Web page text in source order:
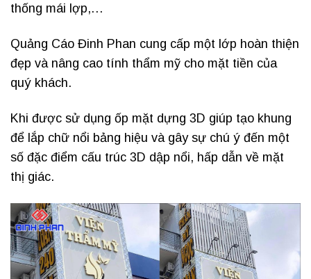
thống mái lợp,…
Quảng Cáo Đinh Phan cung cấp một lớp hoàn thiện
đẹp và nâng cao tính thẩm mỹ cho mặt tiền của
quý khách.
Khi được sử dụng ốp mặt dựng 3D giúp tạo khung
để lắp chữ nổi bảng hiệu và gây sự chú ý đến một
số đặc điểm cấu trúc 3D dập nổi, hấp dẫn về mặt
thị giác.